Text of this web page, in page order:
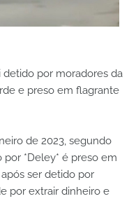
detido por moradores da
e preso em flagrante
de 2023, segundo
*Deley* é preso em
ser detido por
por extrair dinheiro e